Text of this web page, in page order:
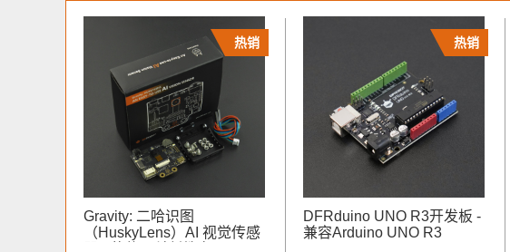
热销
Gravity: 二哈识图
（HuskyLens）AI 视觉传感
热销
DFRduino UNO R3开发板 -
兼容Arduino UNO R3